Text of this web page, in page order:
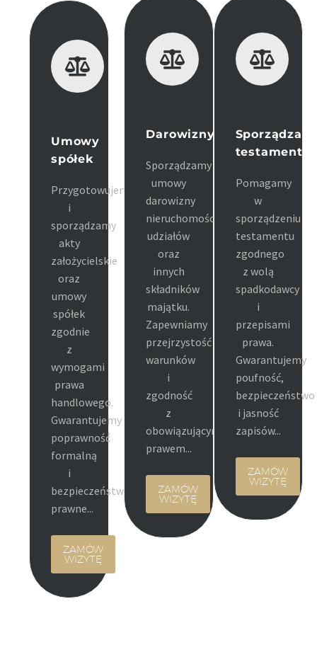
Umowy
spółek
Przygotowujemy
i
sporządzamy
akty
założycielskie
oraz
umowy
spółek
zgodnie
z
wymogami
prawa
handlowego.
Gwarantujemy
poprawność
formalną
i
bezpieczeństwo
prawne...
ZAMÓW
WIZYTĘ
Darowizny
Sporządzamy
umowy
darowizny
nieruchomości,
udziałów
oraz
innych
składników
majątku.
Zapewniamy
przejrzystość
warunków
i
zgodność
z
obowiązującym
prawem...
ZAMÓW
WIZYTĘ
Pomagamy
w
sporządzeniu
testamentu
zgodnego
z wolą
spadkodawcy
i
przepisami
prawa.
Gwarantujemy
poufność,
bezpieczeństwo
i jasność
zapisów...
ZAMÓW
WIZYTĘ